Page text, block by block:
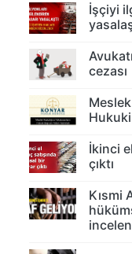
İşçiyi
cezası
Hukuki
İkinci
çıktı
Kısmi